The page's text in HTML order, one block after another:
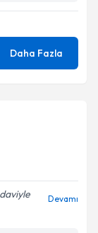
Daha Fazla
Devamı